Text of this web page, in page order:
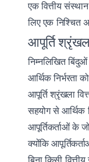
एक वित्तीय
लिए एक निश्चित
आपूर्ति
निम्नलिखित
आर्थिक निर्भरता
आपूर्ति श्रृंखला
सहयोग से आर्थिक
आपूर्तिकर्ताओं के
क्योंकि
बिना किसी